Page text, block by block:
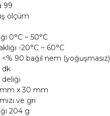
99
ölçüm
0°C ~ 50°C
-20°C ~ 60°C
<% 90 bağıl nem (yoğuşmasız)
dk
x 30 mm
ve gri
204 g